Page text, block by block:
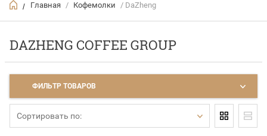
/ Главная / Кофемолки / DaZheng
DAZHENG COFFEE GROUP
ФИЛЬТР ТОВАРОВ
Сортировать по: